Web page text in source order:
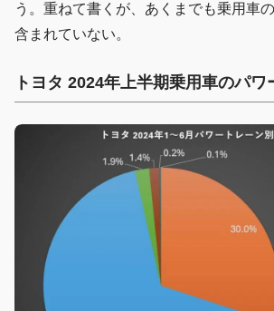
う。重ねて書くが、あくまでも乗用車
含まれていない。
トヨタ 2024年上半期乗用車のパ